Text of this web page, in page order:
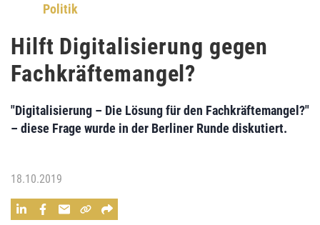
Politik
Hilft Digitalisierung gegen
Fachkräftemangel?
"Digitalisierung – Die Lösung für den Fachkräftemangel?"
– diese Frage wurde in der Berliner Runde diskutiert.
18.10.2019